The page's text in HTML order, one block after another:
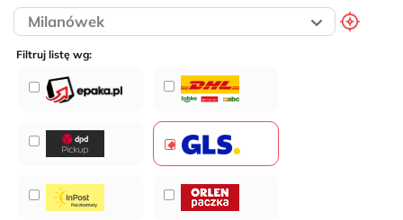
Filtruj listę wg: